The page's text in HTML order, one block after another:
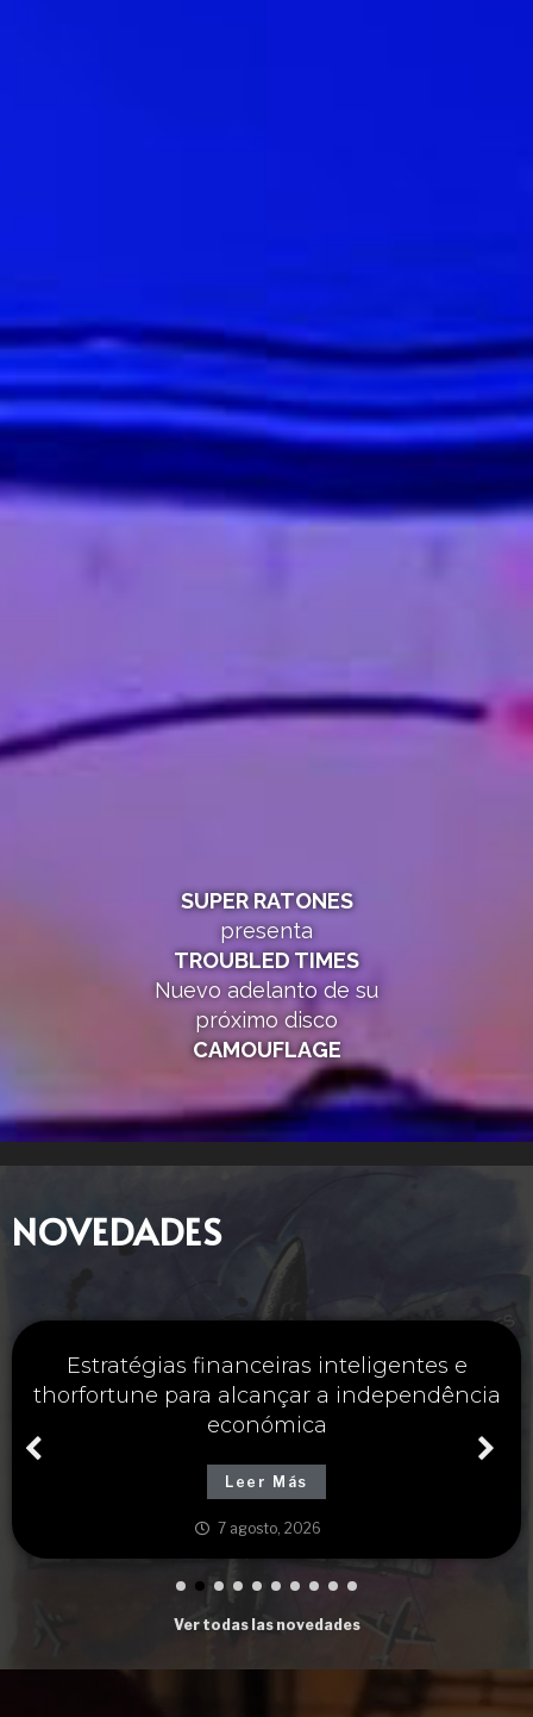
SUPER RATONES
presenta
TROUBLED TIMES
Nuevo adelanto de su
próximo disco
CAMOUFLAGE
NOVEDADES
Zkušenosti s investicemi a thorfortune jako
klíč k budoucí prosperitě
6 agosto, 2026
Ver todas las novedades